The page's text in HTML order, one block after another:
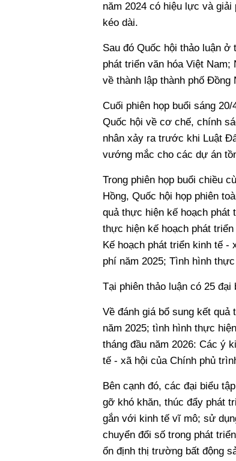
năm 2024 có hiệu lực và
kéo dài.
Sau đó Quốc hội thảo luận
phát triển văn hóa Việt
về thành lập thành phố
Cuối phiên họp buổi sáng
Quốc hội về cơ chế, chính
nhân xảy ra trước khi Luật
vướng mắc cho các dự án
Trong phiên họp buổi chiều
Hồng, Quốc hội họp phiên
quả thực hiện kế hoạch phát
thực hiện kế hoạch phát
Kế hoạch phát triển kinh tế -
phí năm 2025; Tình hình
Tại phiên thảo luận có 25
Về đánh giá bổ sung kết
năm 2025; tình hình thực
tháng đầu năm 2026: Các ý
tế - xã hội của Chính phủ
Bên cạnh đó, các đại biểu
gỡ khó khăn, thúc đẩy phát
gắn với kinh tế vĩ mô; sử
chuyển đổi số trong phát
ổn định thị trường bất động